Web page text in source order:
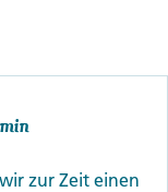
zur Zeit einen